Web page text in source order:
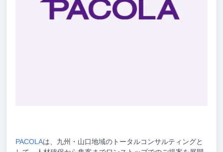
PACOLAは、九州・山口地域のトータルコンサルティングと